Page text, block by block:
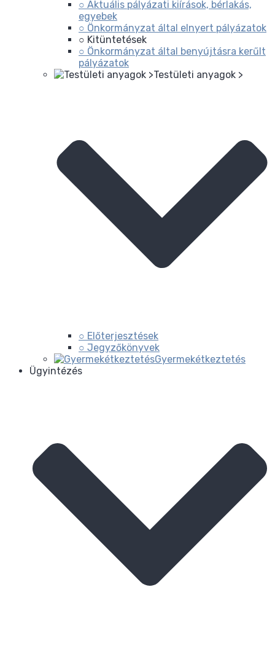
○ Aktuális pályázati kiírások, bérlakás,
egyebek
○ Önkormányzat által elnyert pályázatok
○ Kitüntetések
○ Önkormányzat által benyújtásra kerűlt
pályázatok
Testületi anyagok >
○ Előterjesztések
○ Jegyzőkönyvek
Gyermekétkeztetés
Ügyintézés